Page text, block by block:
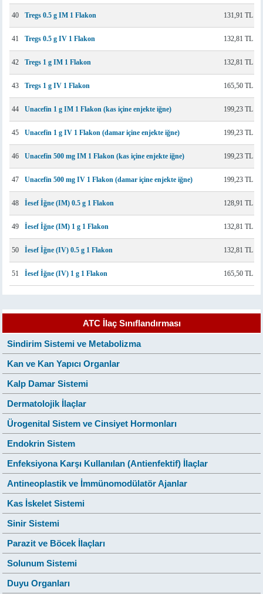
40 Tregs 0.5 g IM 1 Flakon 131,91 TL
41 Tregs 0.5 g IV 1 Flakon 132,81 TL
42 Tregs 1 g IM 1 Flakon 132,81 TL
43 Tregs 1 g IV 1 Flakon 165,50 TL
44 Unacefin 1 g IM 1 Flakon (kas içine enjekte iğne) 199,23 TL
45 Unacefin 1 g IV 1 Flakon (damar içine enjekte iğne) 199,23 TL
46 Unacefin 500 mg IM 1 Flakon (kas içine enjekte iğne) 199,23 TL
47 Unacefin 500 mg IV 1 Flakon (damar içine enjekte iğne) 199,23 TL
48 İesef İğne (IM) 0.5 g 1 Flakon 128,91 TL
49 İesef İğne (IM) 1 g 1 Flakon 132,81 TL
50 İesef İğne (IV) 0.5 g 1 Flakon 132,81 TL
51 İesef İğne (IV) 1 g 1 Flakon 165,50 TL
ATC İlaç Sınıflandırması
Sindirim Sistemi ve Metabolizma
Kan ve Kan Yapıcı Organlar
Kalp Damar Sistemi
Dermatolojik İlaçlar
Ürogenital Sistem ve Cinsiyet Hormonları
Endokrin Sistem
Enfeksiyona Karşı Kullanılan (Antienfektif) İlaçlar
Antineoplastik ve İmmünomodülatör Ajanlar
Kas İskelet Sistemi
Sinir Sistemi
Parazit ve Böcek İlaçları
Solunum Sistemi
Duyu Organları